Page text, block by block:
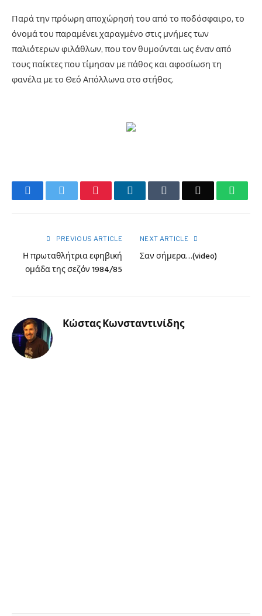
Παρά την πρόωρη αποχώρησή του από το ποδόσφαιρο, το
όνομά του παραμένει χαραγμένο στις μνήμες των
παλιότερων φιλάθλων, που τον θυμούνται ως έναν από
τους παίκτες που τίμησαν με πάθος και αφοσίωση τη
φανέλα με το Θεό Απόλλωνα στο στήθος.
Facebook Twitter Pinterest LinkedIn Tumblr
PREVIOUS ARTICLE
Η πρωταθλήτρια εφηβική
ομάδα της σεζόν 1984/85
NEXT ARTICLE
Σαν σήμερα…(video)
Κώστας Κωνσταντινίδης